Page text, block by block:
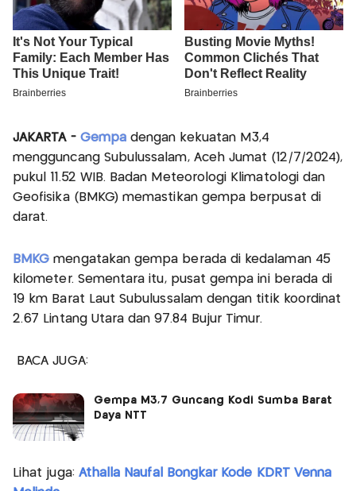
JAKARTA - Gempadengan kekuatan M3,4
mengguncang Subulussalam, Aceh Jumat (12/7/2024),
pukul 11.52 WIB. Badan Meteorologi Klimatologi dan
Geofisika (BMKG) memastikan gempa berpusat di
darat.
BMKGmengatakan gempa berada di kedalaman 45
kilometer. Sementara itu, pusat gempa ini berada di
19 km Barat Laut Subulussalam dengan titik koordinat
2.67 Lintang Utara dan 97.84 Bujur Timur.
BACA JUGA:
Gempa M3,7 Guncang Kodi Sumba Barat
Daya NTT
Lihat juga: Athalla Naufal Bongkar Kode KDRT Venna